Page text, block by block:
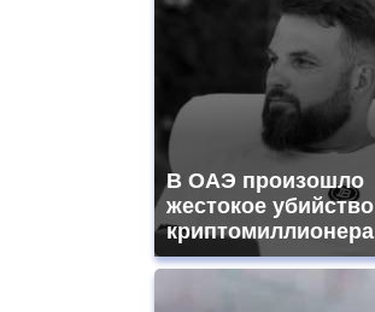
В ОАЭ произошло
жестокое убийство
криптомиллионера